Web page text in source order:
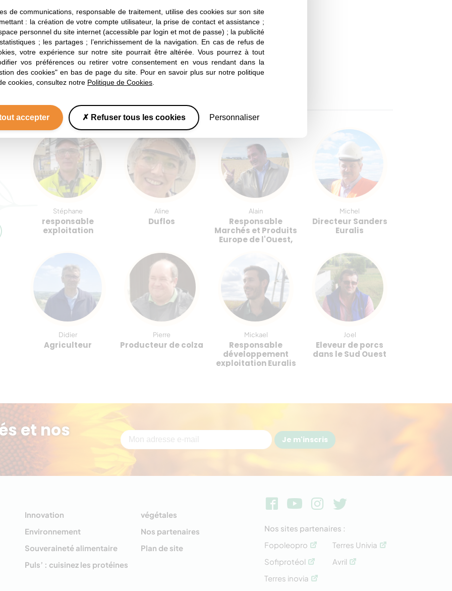
de communications, responsable de traitement, utilise des cookies sur son site
: la création de votre compte utilisateur, la prise de contact et assistance ;
personnel du site internet (accessible par login et mot de passe) ; la publicité
; les partages ; l’enrichissement de la navigation. En cas de refus de
votre expérience sur notre site pourrait être altérée. Vous pourrez à tout
vos préférences ou retirer votre consentement en vous rendant dans la
des cookies" en bas de page du site. Pour en savoir plus sur notre politique
cookies, consultez notre Politique de Cookies
accepter Refuser tous les cookies Personnaliser
découvrez sa passion !
Tous les autres épisodes
Stéphane
responsable
exploitation
Didier
Agriculteur
Aline
Duflos
Pierre
Producteur de colza
Alain
Responsable
Marchés et Produits
Europe de l'Ouest,
Mickael
Responsable
développement
exploitation Euralis
Michel
Directeur Sanders
Euralis
Joel
Eleveur de porcs
dans le Sud Ouest
et nos
Je m'inscris
Innovation
Environnement
Souveraineté alimentaire
Puls’ : cuisinez les protéines
végétales
Nos partenaires
Plan de site
Nos sites partenaires :
Fopoleopro
Sofiprotéol
Terres inovia
Terres Univia
Avril